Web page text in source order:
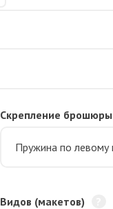
Скрепление брошюры
Видов (макетов)